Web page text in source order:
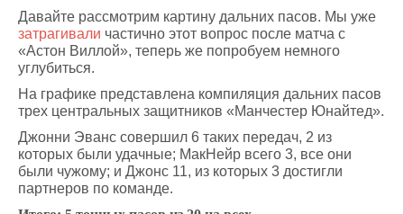
Давайте рассмотрим картину дальних пасов. Мы уже
затрагивали частично этот вопрос после матча с
«Астон Виллой», теперь же попробуем немного
углубиться.
На графике представлена компиляция дальних пасов
трех центральных защитников «Манчестер Юнайтед».
Джонни Эванс совершил 6 таких передач, 2 из
которых были удачные; МакНейр всего 3, все они
были чужому; и Джонс 11, из которых 3 достигли
партнеров по команде.